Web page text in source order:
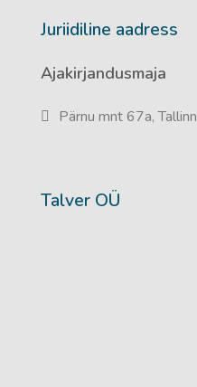
Juriidiline aadress
Ajakirjandusmaja
Pärnu mnt 67a, Tallinn
Talver OÜ